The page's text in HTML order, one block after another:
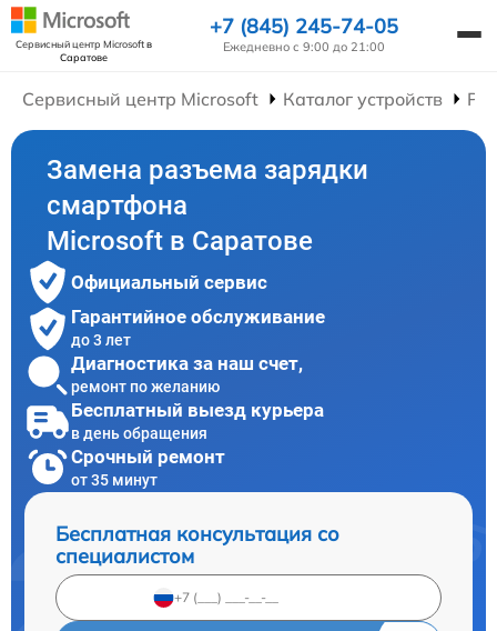
Сервисный центр Microsoftв
Саратове
+7 (845) 245-74-05
Ежедневно с 9:00 до 21:00
Сервисный центр Microsoft Каталог устройств
Замена разъема зарядки
смартфона
Microsoft в Саратове
Официальный сервис
Гарантийное обслуживание
до 3 лет
Диагностика за наш счет,
ремонт по желанию
Бесплатный выезд курьера
в день обращения
Срочный ремонт
от 35 минут
Бесплатная консультация со
специалистом